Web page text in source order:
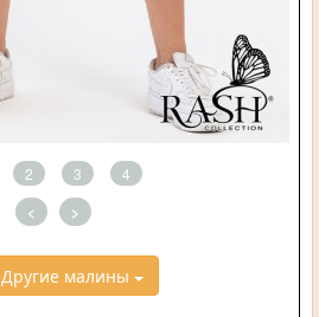
2 3 4
< >
Другие малины